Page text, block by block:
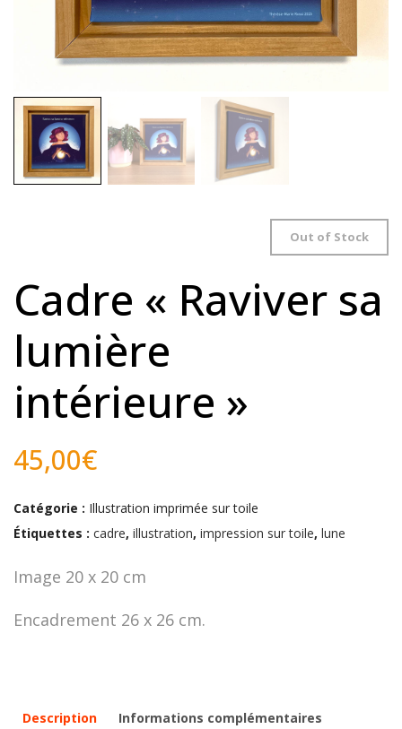
Out of Stock
Cadre « Raviver sa
lumière
intérieure »
45,00€
Catégorie : Illustration imprimée sur toile
Étiquettes : cadre, illustration, impression sur toile, lune
Image 20 x 20 cm
Encadrement 26 x 26 cm.
Description Informations complémentaires